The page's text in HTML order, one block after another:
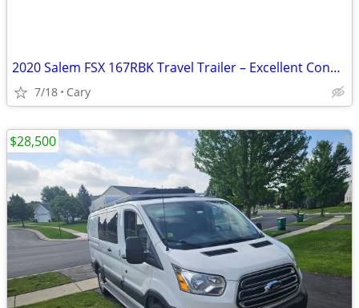
2020 Salem FSX 167RBK Travel Trailer – Excellent Condition
7/18 Cary
$28,500